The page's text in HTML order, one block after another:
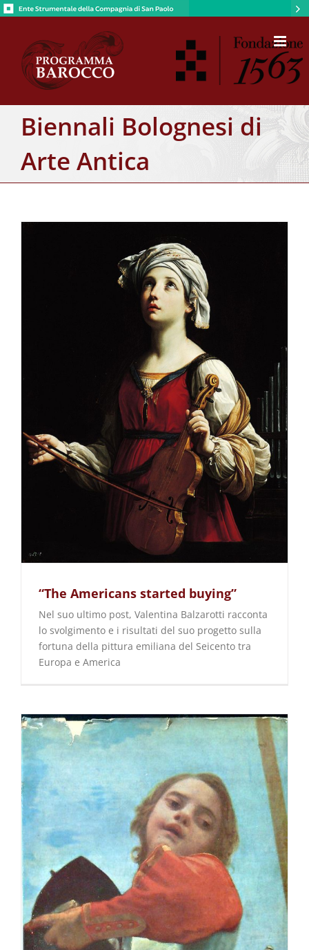
Salta
contenuto
Biennali Bolognesi di
Arte Antica
“The Americans started buying”
Nel suo ultimo post, Valentina Balzarotti racconta
lo svolgimento e i risultati del suo progetto sulla
fortuna della pittura emiliana del Seicento tra
Europa e America